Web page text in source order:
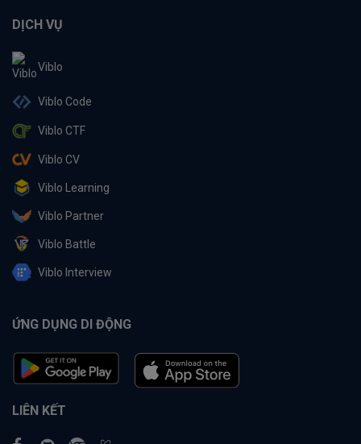
DỊCH VỤ
Viblo
Viblo Code
Viblo CTF
Viblo CV
Viblo Learning
Viblo Partner
Viblo Battle
Viblo Interview
ỨNG DỤNG DI ĐỘNG
LIÊN KẾT